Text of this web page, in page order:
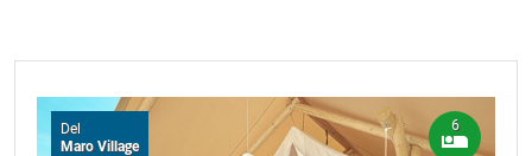
Del
Maro Village
6